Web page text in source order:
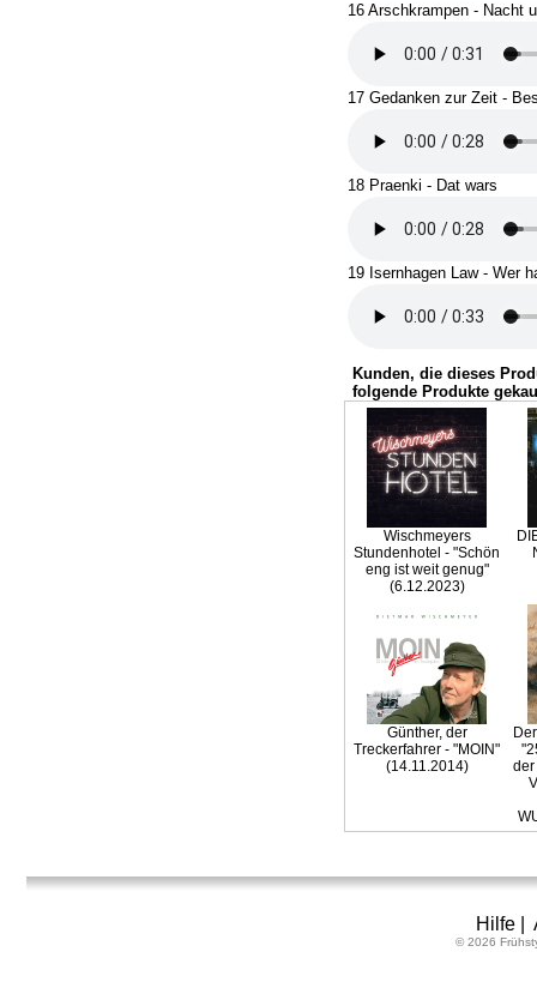
16 Arschkrampen - Nacht
17 Gedanken zur Zeit -
18 Praenki - Dat wars
19 Isernhagen Law - Wer
Kunden, die dieses
folgende Produkte
Wischmeyers
Stundenhotel - "Schön
eng ist weit genug"
(6.12.2023)
Günther, der
Treckerfahrer - "MOIN"
(14.11.2014)
der
Hilfe|
© 2026